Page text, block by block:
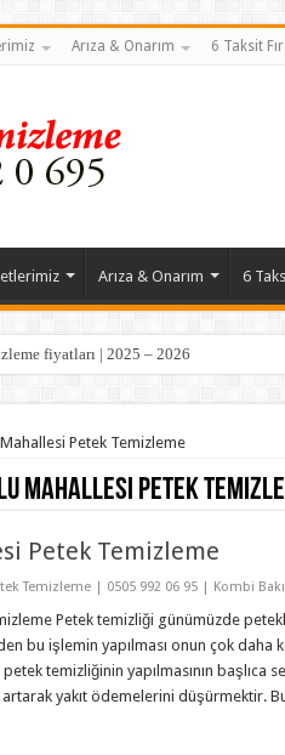
Arıza & Onarım 6 Taksit
Arıza & Onarım 6
fiyatları | 2025 – 2026
Petek Temizleme
Mahallesi Petek
Petek Temizleme
Temizleme | 0505 992 06 95 | Kombi
Petek temizliği günümüzde
bu işlemin yapılması onun çok daha
petek temizliğinin yapılmasının
yakıt ödemelerini düşürmektir.